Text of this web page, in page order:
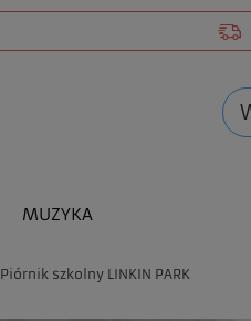
MUZYKA
Piórnik szkolny LINKIN PARK